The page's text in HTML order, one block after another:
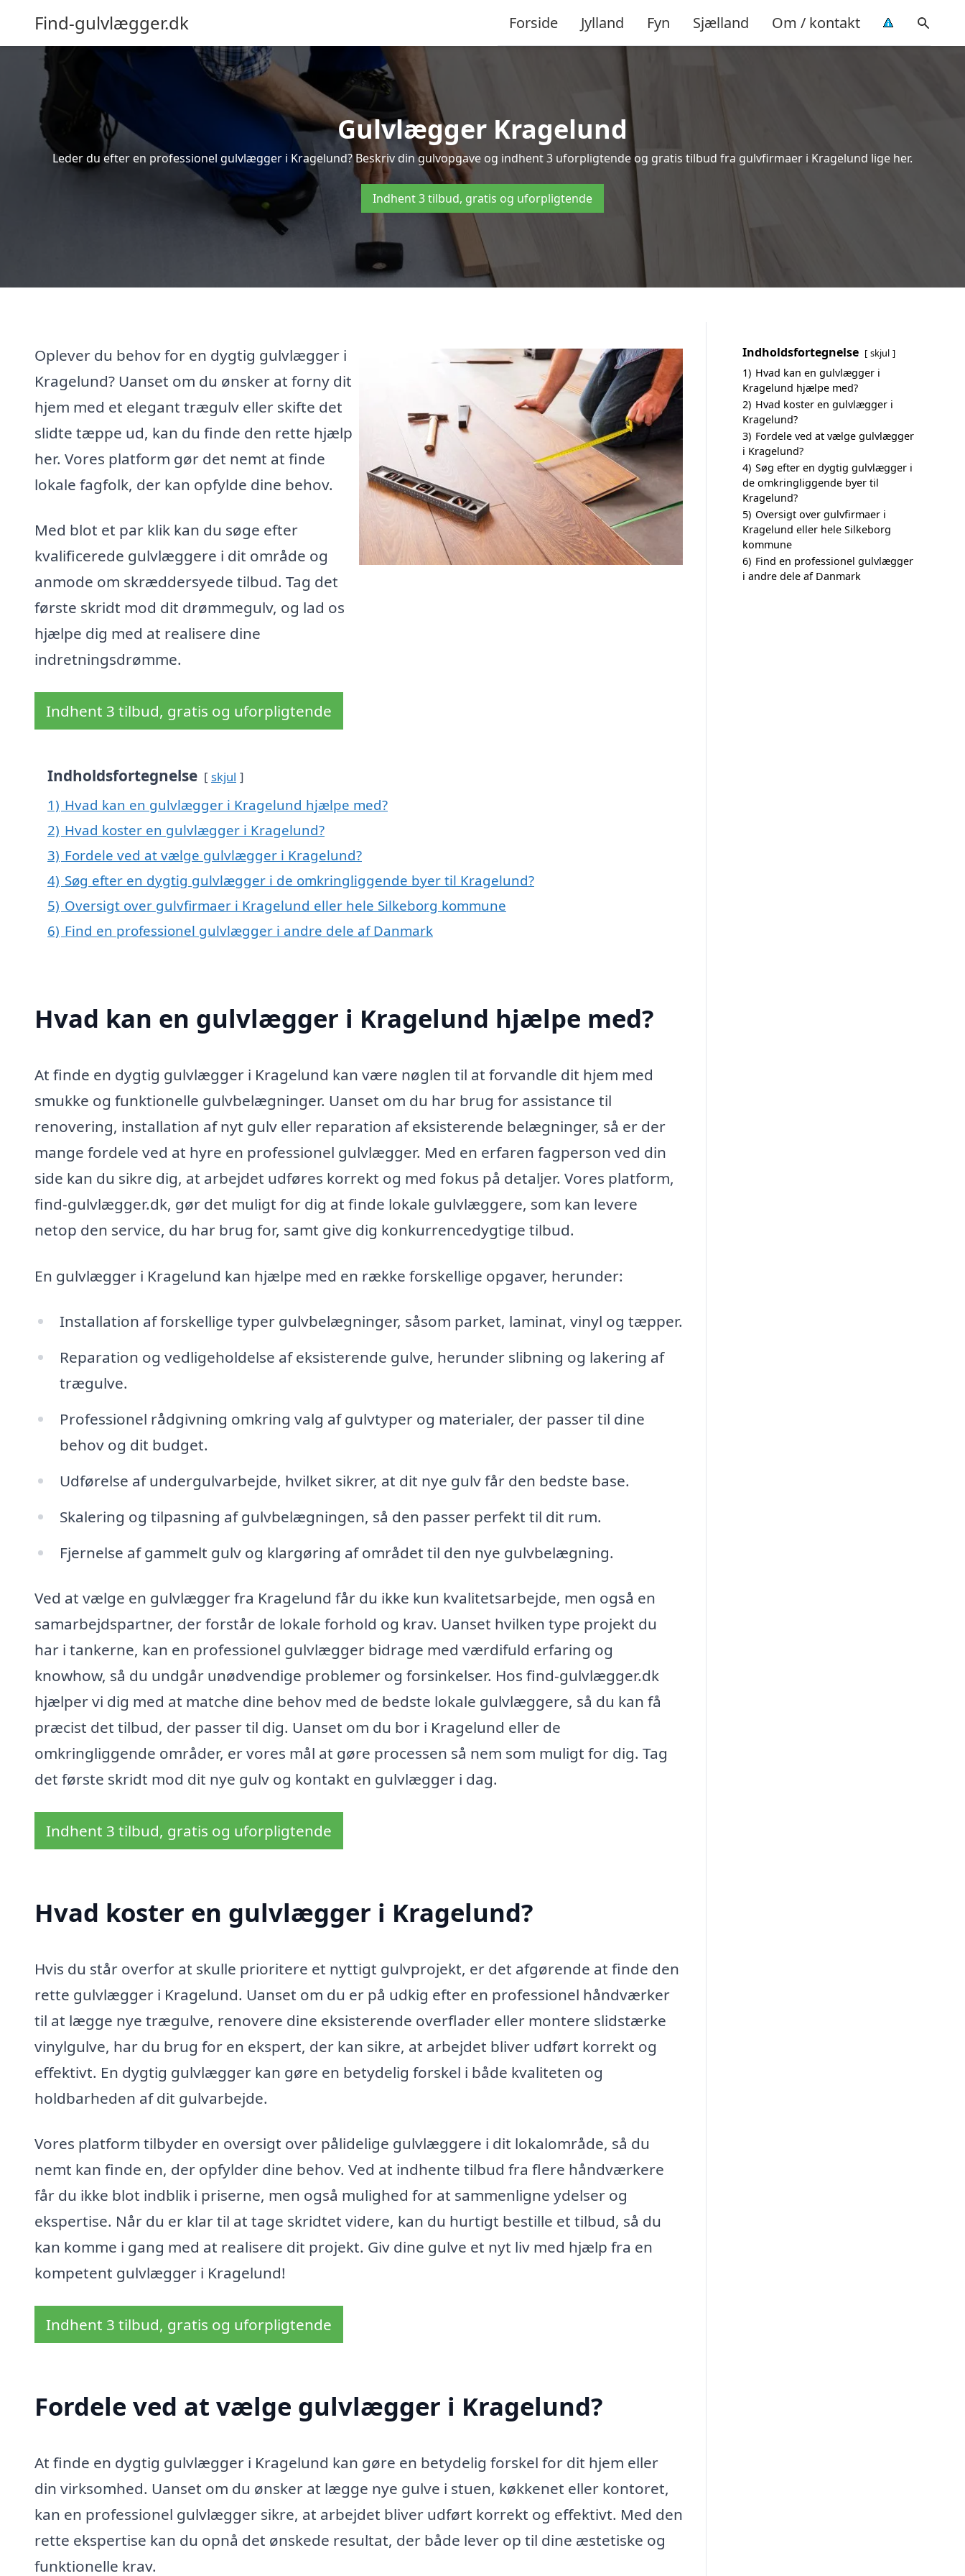
Find-gulvlægger.dk Forside Jylland Fyn Sjælland Om / kontakt
Gulvlægger Kragelund
Leder du efter en professionel gulvlægger i Kragelund? Beskriv din gulvopgave og indhent 3 uforpligtende og gratis tilbud fra gulvfirmaer i Kragelund lige her.
Indhent 3 tilbud, gratis og uforpligtende
Oplever du behov for en dygtig gulvlægger i
Kragelund? Uanset om du ønsker at forny dit
hjem med et elegant trægulv eller skifte det
slidte tæppe ud, kan du finde den rette hjælp
her. Vores platform gør det nemt at finde
lokale fagfolk, der kan opfylde dine behov.
Med blot et par klik kan du søge efter
kvalificerede gulvlæggere i dit område og
anmode om skræddersyede tilbud. Tag det
første skridt mod dit drømmegulv, og lad os
hjælpe dig med at realisere dine
indretningsdrømme.
Indhent 3 tilbud, gratis og uforpligtende
Indholdsfortegnelse skjul
1) Hvad kan en gulvlægger i Kragelund hjælpe med?
2) Hvad koster en gulvlægger i Kragelund?
3) Fordele ved at vælge gulvlægger i Kragelund?
4) Søg efter en dygtig gulvlægger i de omkringliggende byer til Kragelund?
5) Oversigt over gulvfirmaer i Kragelund eller hele Silkeborg kommune
6) Find en professionel gulvlægger i andre dele af Danmark
Hvad kan en gulvlægger i Kragelund hjælpe med?
At finde en dygtig gulvlægger i Kragelund kan være nøglen til at forvandle dit hjem med
smukke og funktionelle gulvbelægninger. Uanset om du har brug for assistance til
renovering, installation af nyt gulv eller reparation af eksisterende belægninger, så er der
mange fordele ved at hyre en professionel gulvlægger. Med en erfaren fagperson ved din
side kan du sikre dig, at arbejdet udføres korrekt og med fokus på detaljer. Vores platform,
find-gulvlægger.dk, gør det muligt for dig at finde lokale gulvlæggere, som kan levere
netop den service, du har brug for, samt give dig konkurrencedygtige tilbud.
En gulvlægger i Kragelund kan hjælpe med en række forskellige opgaver, herunder:
Installation af forskellige typer gulvbelægninger, såsom parket, laminat, vinyl og tæpper.
Reparation og vedligeholdelse af eksisterende gulve, herunder slibning og lakering af
trægulve.
Professionel rådgivning omkring valg af gulvtyper og materialer, der passer til dine
behov og dit budget.
Udførelse af undergulvarbejde, hvilket sikrer, at dit nye gulv får den bedste base.
Skalering og tilpasning af gulvbelægningen, så den passer perfekt til dit rum.
Fjernelse af gammelt gulv og klargøring af området til den nye gulvbelægning.
Ved at vælge en gulvlægger fra Kragelund får du ikke kun kvalitetsarbejde, men også en
samarbejdspartner, der forstår de lokale forhold og krav. Uanset hvilken type projekt du
har i tankerne, kan en professionel gulvlægger bidrage med værdifuld erfaring og
knowhow, så du undgår unødvendige problemer og forsinkelser. Hos find-gulvlægger.dk
hjælper vi dig med at matche dine behov med de bedste lokale gulvlæggere, så du kan få
præcist det tilbud, der passer til dig. Uanset om du bor i Kragelund eller de
omkringliggende områder, er vores mål at gøre processen så nem som muligt for dig. Tag
det første skridt mod dit nye gulv og kontakt en gulvlægger i dag.
Indhent 3 tilbud, gratis og uforpligtende
Hvad koster en gulvlægger i Kragelund?
Hvis du står overfor at skulle prioritere et nyttigt gulvprojekt, er det afgørende at finde den
rette gulvlægger i Kragelund. Uanset om du er på udkig efter en professionel håndværker
til at lægge nye trægulve, renovere dine eksisterende overflader eller montere slidstærke
vinylgulve, har du brug for en ekspert, der kan sikre, at arbejdet bliver udført korrekt og
effektivt. En dygtig gulvlægger kan gøre en betydelig forskel i både kvaliteten og
holdbarheden af dit gulvarbejde.
Vores platform tilbyder en oversigt over pålidelige gulvlæggere i dit lokalområde, så du
nemt kan finde en, der opfylder dine behov. Ved at indhente tilbud fra flere håndværkere
får du ikke blot indblik i priserne, men også mulighed for at sammenligne ydelser og
ekspertise. Når du er klar til at tage skridtet videre, kan du hurtigt bestille et tilbud, så du
kan komme i gang med at realisere dit projekt. Giv dine gulve et nyt liv med hjælp fra en
kompetent gulvlægger i Kragelund!
Indhent 3 tilbud, gratis og uforpligtende
Fordele ved at vælge gulvlægger i Kragelund?
At finde en dygtig gulvlægger i Kragelund kan gøre en betydelig forskel for dit hjem eller
din virksomhed. Uanset om du ønsker at lægge nye gulve i stuen, køkkenet eller kontoret,
kan en professionel gulvlægger sikre, at arbejdet bliver udført korrekt og effektivt. Med den
rette ekspertise kan du opnå det ønskede resultat, der både lever op til dine æstetiske og
funktionelle krav.
Indholdsfortegnelse skjul
1) Hvad kan en gulvlægger i
Kragelund hjælpe med?
2) Hvad koster en gulvlægger i
Kragelund?
3) Fordele ved at vælge gulvlægger
i Kragelund?
4) Søg efter en dygtig gulvlægger i
de omkringliggende byer til
Kragelund?
5) Oversigt over gulvfirmaer i
Kragelund eller hele Silkeborg
kommune
6) Find en professionel gulvlægger
i andre dele af Danmark